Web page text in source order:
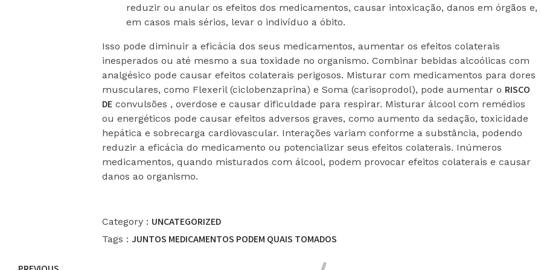
reduzir ou anular os efeitos dos medicamentos, causar intoxicação, danos em órgãos e,
em casos mais sérios, levar o indivíduo a óbito.
Isso pode diminuir a eficácia dos seus medicamentos, aumentar os efeitos colaterais
inesperados ou até mesmo a sua toxidade no organismo. Combinar bebidas alcoólicas com
analgésico pode causar efeitos colaterais perigosos. Misturar com medicamentos para dores
musculares, como Flexeril (ciclobenzaprina) e Soma (carisoprodol), pode aumentar o RISCO
DE convulsões , overdose e causar dificuldade para respirar. Misturar álcool com remédios
ou energéticos pode causar efeitos adversos graves, como aumento da sedação, toxicidade
hepática e sobrecarga cardiovascular. Interações variam conforme a substância, podendo
reduzir a eficácia do medicamento ou potencializar seus efeitos colaterais. Inúmeros
medicamentos, quando misturados com álcool, podem provocar efeitos colaterais e causar
danos ao organismo.
Category : UNCATEGORIZED
Tags : JUNTOS MEDICAMENTOS PODEM QUAIS TOMADOS